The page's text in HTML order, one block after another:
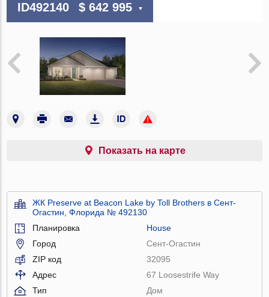
ID492140 $ 642 995
Показать на карте
ЖК Preserve at Beacon Lake by Toll Brothers в Сент-
Огастин, Флорида № 492130
Планировка
House
Город
Сент-Огастин
ZIP код
32095
Адрес
67 Loosestrife Way
Тип
Дом